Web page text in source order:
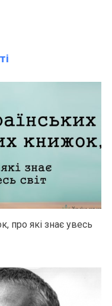
про які знає увесь